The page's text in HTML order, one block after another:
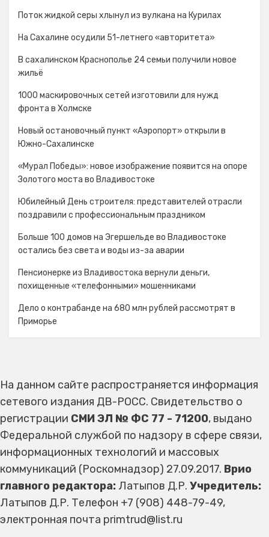
Поток жидкой серы хлынул из вулкана на Курилах
На Сахалине осудили 51-летнего «авторитета»
В сахалинском Краснополье 24 семьи получили новое
жильё
1000 маскировочных сетей изготовили для нужд
фронта в Холмске
Новый остановочный пункт «Аэропорт» открыли в
Южно-Сахалинске
«Мурал Победы»: новое изображение появится на опоре
Золотого моста во Владивостоке
Юбилейный День строителя: представителей отрасли
поздравили с профессиональным праздником
Больше 100 домов на Эгершельде во Владивостоке
остались без света и воды из-за аварии
Пенсионерке из Владивостока вернули деньги,
похищенные «телефонными» мошенниками
Дело о контрабанде на 680 млн рублей рассмотрят в
Приморье
На данном сайте распространяется информация
сетевого издания ДВ-РОСС. Свидетельство о
регистрации СМИ ЭЛ № ФС 77 - 71200, выдано
Федеральной службой по надзору в сфере связи,
информационных технологий и массовых
коммуникаций (Роскомнадзор) 27.09.2017. Врио
главного редактора: Латыпов Д.Р. Учредитель:
Латыпов Д.Р. Телефон +7 (908) 448-79-49,
электронная почта primtrud@list.ru